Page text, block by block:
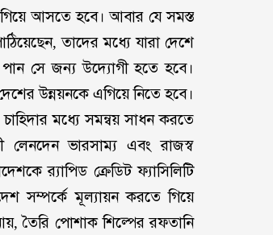
আসতে হবে। আবার যে সমস্ত
তাদের মধ্যে যারা দেশে
সে জন্য উদ্যোগী হতে হবে।
উন্নয়নকে এগিয়ে নিতে হবে।
চাহিদার মধ্যে সমন্বয় সাধন করতে
ভারসাম্য এবং রাজস্ব
র‌্যাপিড ক্রেডিট ফ্যাসিলিটি
সম্পর্কে মূল্যায়ন করতে গিয়ে
তৈরি পোশাক শিল্পের রফতানি